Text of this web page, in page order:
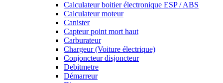
Calculateur boitier électronique ESP / ABS
Calculateur moteur
Canister
Capteur point mort haut
Carburateur
Chargeur (Voiture électrique)
Conjoncteur disjoncteur
Debitmetre
Démarreur